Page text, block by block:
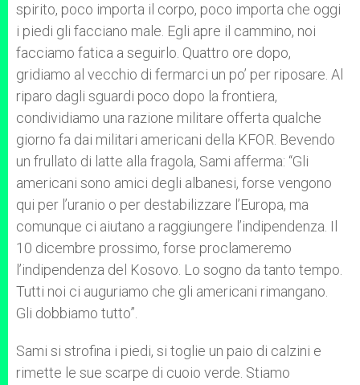
spirito, poco importa il corpo, poco importa che oggi
i piedi gli facciano male. Egli apre il cammino, noi
facciamo fatica a seguirlo. Quattro ore dopo,
gridiamo al vecchio di fermarci un po’ per riposare. Al
riparo dagli sguardi poco dopo la frontiera,
condividiamo una razione militare offerta qualche
giorno fa dai militari americani della KFOR. Bevendo
un frullato di latte alla fragola, Sami afferma: “Gli
americani sono amici degli albanesi, forse vengono
qui per l’uranio o per destabilizzare l’Europa, ma
comunque ci aiutano a raggiungere l’indipendenza. Il
10 dicembre prossimo, forse proclameremo
l’indipendenza del Kosovo. Lo sogno da tanto tempo.
Tutti noi ci auguriamo che gli americani rimangano.
Gli dobbiamo tutto”.
Sami si strofina i piedi, si toglie un paio di calzini e
rimette le sue scarpe di cuoio verde. Stiamo